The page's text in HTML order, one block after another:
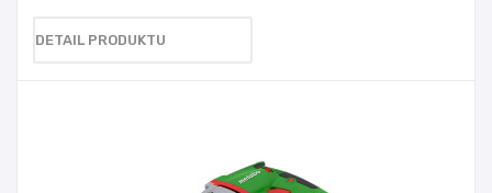
DETAIL PRODUKTU